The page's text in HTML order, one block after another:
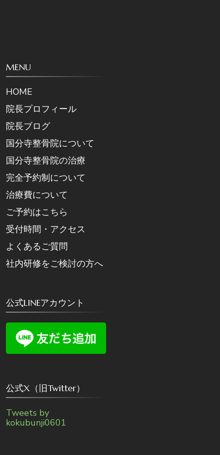
MENU
HOME
院長プロフィール
院長ブログ
国分寺整骨院について
国分寺整骨院の治療
完全予約制について
治療費について
ご予約はこちら
受付時間・アクセス
よくあるご質問
社内研修をご検討の方へ
公式LINEアカウント
公式X（旧Twitter）
Tweets by
kokubunji0601